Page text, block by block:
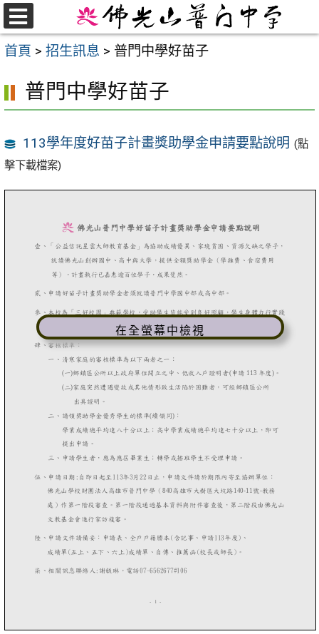
跳
至
主
區
首頁 > 招生訊息 > 普門中學好苗子
普門中學好苗子
113學年度好苗子計畫獎助學金申請要點說明 (點
擊下載檔案)
在全螢幕中檢視
選
單